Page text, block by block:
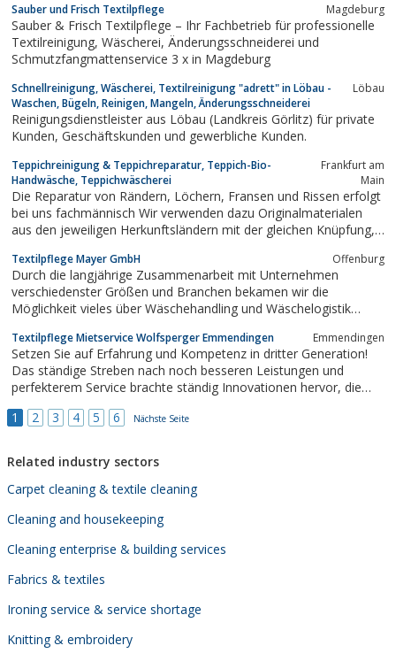
Sauber und Frisch Textilpflege Magdeburg
Sauber & Frisch Textilpflege – Ihr Fachbetrieb für professionelle
Textilreinigung, Wäscherei, Änderungsschneiderei und
Schmutzfangmattenservice 3 x in Magdeburg
Schnellreinigung, Wäscherei, Textilreinigung "adrett" in Löbau -
Waschen, Bügeln, Reinigen, Mangeln, Änderungsschneiderei
Löbau
Reinigungsdienstleister aus Löbau (Landkreis Görlitz) für private
Kunden, Geschäftskunden und gewerbliche Kunden.
Teppichreinigung & Teppichreparatur, Teppich-Bio-
Handwäsche, Teppichwäscherei
Frankfurt am
Main
Die Reparatur von Rändern, Löchern, Fransen und Rissen erfolgt
bei uns fachmännisch Wir verwenden dazu Originalmaterialen
aus den jeweiligen Herkunftsländern mit der gleichen Knüpfung,
wiederhergestellt werden.Waschen und Reinigung Teppiche aller
Art.Kostenloser...
Textilpflege Mayer GmbH Offenburg
Durch die langjährige Zusammenarbeit mit Unternehmen
verschiedenster Größen und Branchen bekamen wir die
Möglichkeit vieles über Wäschehandling und Wäschelogistik
profitieren Sie davon!
Textilpflege Mietservice Wolfsperger Emmendingen Emmendingen
Setzen Sie auf Erfahrung und Kompetenz in dritter Generation!
Das ständige Streben nach noch besseren Leistungen und
perfekterem Service brachte ständig Innovationen hervor, die
Textilpflege GmbH – ein Familienbetrieb mit Visionen für
1 2 3 4 5 6 Nächste Seite
Related industry sectors
Carpet cleaning & textile cleaning
Cleaning and housekeeping
Cleaning enterprise & building services
Fabrics & textiles
Ironing service & service shortage
Knitting & embroidery